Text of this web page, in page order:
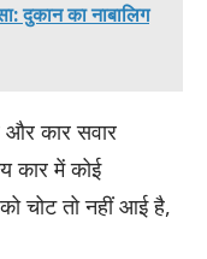
दुकान का नाबालिग
और कार सवार
कार में कोई
चोट तो नहीं आई है,